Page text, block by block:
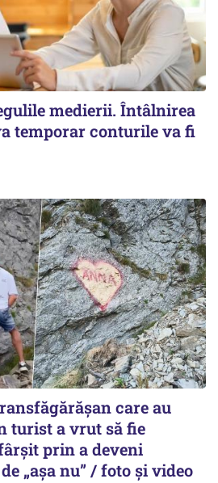
medierii. Întâlnirea
temporar conturile va fi
care au
turist a vrut să fie
prin a deveni
„așa nu” / foto și video